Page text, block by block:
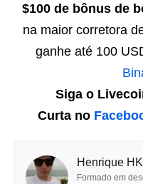
$100 de bônus de
na maior corretora
ganhe até 100
Siga o
Curta no
Henrique HK
Formado em